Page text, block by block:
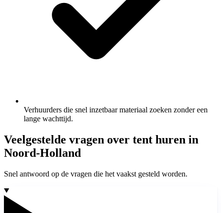
Verhuurders die snel inzetbaar materiaal zoeken zonder een
lange wachttijd.
Veelgestelde vragen over tent huren in
Noord-Holland
Snel antwoord op de vragen die het vaakst gesteld worden.